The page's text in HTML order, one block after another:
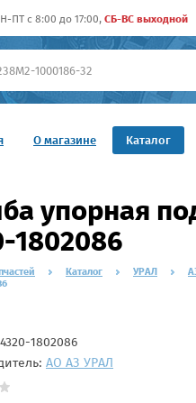
ПТ c 8:00 до 17:00, СБ-ВС выходной
О магазине Каталог
упорная
1802086
Каталог УРАЛ
4320-1802086
АО АЗ УРАЛ